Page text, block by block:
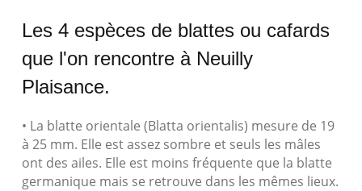
Les 4 espèces de blattes ou cafards
que l'on rencontre à Neuilly
Plaisance.
• La blatte orientale (Blatta orientalis) mesure de 19
à 25 mm. Elle est assez sombre et seuls les mâles
ont des ailes. Elle est moins fréquente que la blatte
germanique mais se retrouve dans les mêmes lieux.